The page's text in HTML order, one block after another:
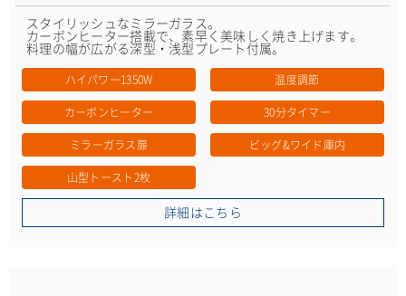
スタイリッシュなミラーガラス。
カーボンヒーター搭載で、素早く美味しく焼き上げます。
料理の幅が広がる深型・浅型プレート付属。
ハイパワー1350W 温度調節
カーボンヒーター 30分タイマー
ミラーガラス扉 ビッグ&ワイド庫内
山型トースト2枚
詳細はこちら